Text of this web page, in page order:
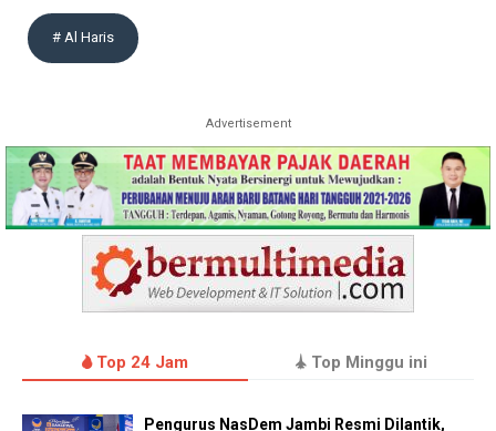
# Al Haris
Advertisement
Top 24 Jam Top Minggu ini
Pengurus NasDem Jambi Resmi Dilantik,